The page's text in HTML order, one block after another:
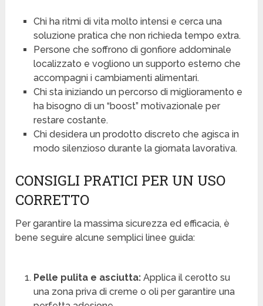
Chi ha ritmi di vita molto intensi e cerca una
soluzione pratica che non richieda tempo extra.
Persone che soffrono di gonfiore addominale
localizzato e vogliono un supporto esterno che
accompagni i cambiamenti alimentari.
Chi sta iniziando un percorso di miglioramento e
ha bisogno di un “boost” motivazionale per
restare costante.
Chi desidera un prodotto discreto che agisca in
modo silenzioso durante la giornata lavorativa.
CONSIGLI PRATICI PER UN USO
CORRETTO
Per garantire la massima sicurezza ed efficacia, è
bene seguire alcune semplici linee guida:
Pelle pulita e asciutta:Applica il cerotto su
una zona priva di creme o oli per garantire una